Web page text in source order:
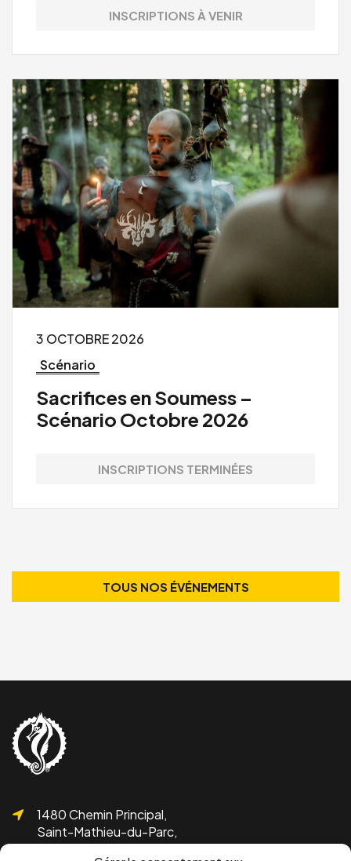
INSCRIPTIONS À VENIR
3 OCTOBRE 2026
Scénario
Sacrifices en Soumess –
Scénario Octobre 2026
INSCRIPTIONS TERMINÉES
TOUS NOS ÉVÉNEMENTS
1480 Chemin Principal,
Saint-Mathieu-du-Parc,
QC G0X 1N0